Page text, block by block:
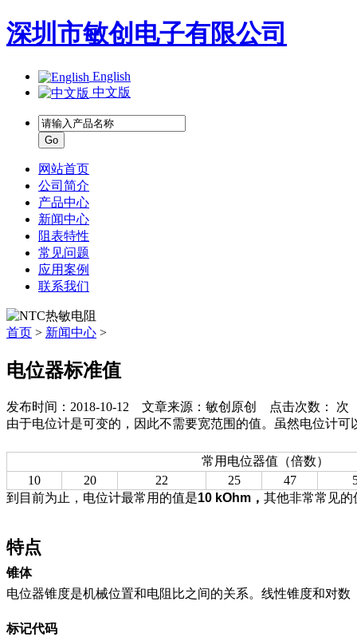
深圳市敏创电子有限公司
English
中文版
网站首页
公司简介
产品中心
新闻中心
阻表特性
常见问题
应用案例
联系我们
首页 > 新闻中心 >
电位器标准值
发布时间：2018-10-12 文章来源：敏创原创 点击次数： 次
由于电位计是可变的，因此不需要宽范围的值。
虽然电位计可
常用电位器值（倍数）
10
20 22 25 47
到目前为止，电位计最常用的值是10 kOhm， 其他非常常见
特点
锥体
电位器锥度是机械位置和电阻比之间的关系。线性锥度和对数
标记代码